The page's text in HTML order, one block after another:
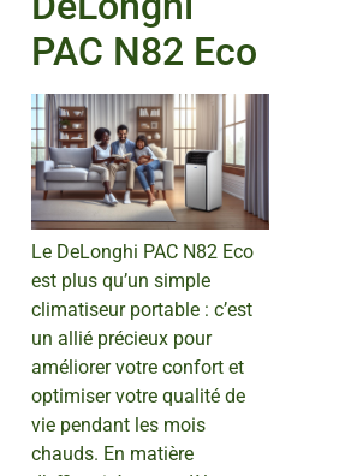
PAC N82 Eco
Le DeLonghi PAC N82 Eco
est plus qu’un simple
climatiseur portable : c’est
un allié précieux pour
améliorer votre confort et
optimiser votre qualité de
vie pendant les mois
chauds. En matière